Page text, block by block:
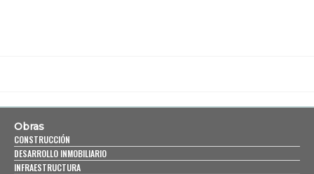
Obras
CONSTRUCCIÓN
DESARROLLO INMOBILIARIO
INFRAESTRUCTURA